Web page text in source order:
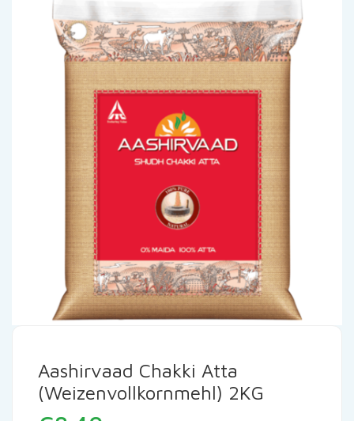
Aashirvaad Chakki Atta
(Weizenvollkornmehl) 2KG